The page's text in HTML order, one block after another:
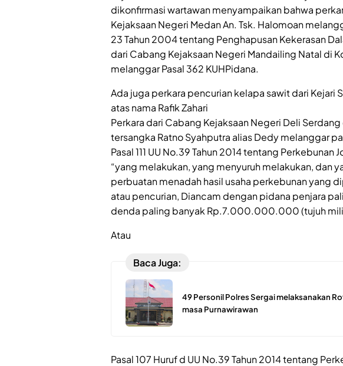
dikonfirmasi wartawan menyampaikan bahwa
Kejaksaan Negeri Medan An. Tsk. Halomoan
23 Tahun 2004 tentang Penghapusan Kekerasan
dari Cabang Kejaksaan Negeri Mandailing Natal di
melanggar Pasal 362 KUHPidana.
Ada juga perkara pencurian kelapa sawit dari Kejari
atas nama Rafik Zahari
Perkara dari Cabang Kejaksaan Negeri Deli
tersangka Ratno Syahputra alias Dedy melanggar
Pasal 111 UU No.39 Tahun 2014 tentang Perkebunan
“yang melakukan, yang menyuruh melakukan, dan
perbuatan menadah hasil usaha perkebunan yang
atau pencurian, Diancam dengan pidana penjara
denda paling banyak Rp.7.000.000.000 (tujuh
Atau
Baca Juga:
49 Personil Polres Sergai melaksanakan
masa Purnawirawan
Pasal 107 Huruf d UU No.39 Tahun 2014 tentang